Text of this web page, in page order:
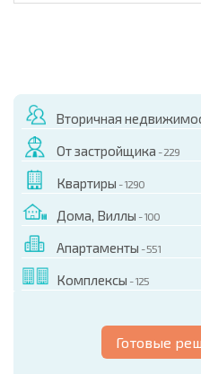
Вторичная
От застройщика - 229
Квартиры - 1290
Дома, Виллы - 100
Апартаменты - 551
Комплексы - 125
Готовые